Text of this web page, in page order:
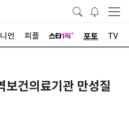
언 피플 포토 TV
건의료기관 만성질